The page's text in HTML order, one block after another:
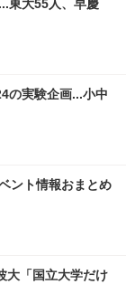
東大55人、早慶
の実験企画...小中
ント情報おまとめ
大「国立大学だけ